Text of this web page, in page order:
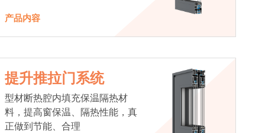
产品内容
提升推拉门系统
型材断热腔内填充保温隔热材
料，提高窗保温、隔热性能，真
正做到节能、合理